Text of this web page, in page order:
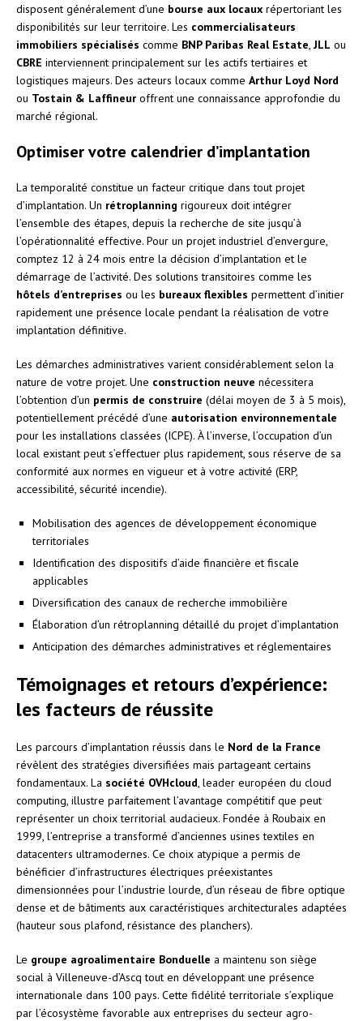
disposent généralement d’une bourse aux locaux répertoriant les
disponibilités sur leur territoire. Les commercialisateurs
immobiliers spécialisés comme BNP Paribas Real Estate JLL ou
CBRE interviennent principalement sur les actifs tertiaires et
logistiques majeurs. Des acteurs locaux comme Arthur Loyd Nord
ou Tostain & Laffineur offrent une connaissance approfondie du
marché régional.
Optimiser votre calendrier d’implantation
La temporalité constitue un facteur critique dans tout projet
d’implantation. Un rétroplanning rigoureux doit intégrer
l’ensemble des étapes, depuis la recherche de site jusqu’à
l’opérationnalité effective. Pour un projet industriel d’envergure,
comptez 12 à 24 mois entre la décision d’implantation et le
démarrage de l’activité. Des solutions transitoires comme les
hôtels d’entreprises ou les bureaux flexibles permettent d’initier
rapidement une présence locale pendant la réalisation de votre
implantation définitive.
Les démarches administratives varient considérablement selon la
nature de votre projet. Une construction neuve nécessitera
l’obtention d’un permis de construire (délai moyen de 3 à 5 mois),
potentiellement précédé d’une autorisation environnementale
pour les installations classées (ICPE). À l’inverse, l’occupation d’un
local existant peut s’effectuer plus rapidement, sous réserve de sa
conformité aux normes en vigueur et à votre activité (ERP,
accessibilité, sécurité incendie).
Mobilisation des agences de développement économique
territoriales
Identification des dispositifs d’aide financière et fiscale
applicables
Diversification des canaux de recherche immobilière
Élaboration d’un rétroplanning détaillé du projet d’implantation
Anticipation des démarches administratives et réglementaires
Témoignages et retours d’expérience:
les facteurs de réussite
Les parcours d’implantation réussis dans le Nord de la France
révèlent des stratégies diversifiées mais partageant certains
fondamentaux. La société OVHcloud , leader européen du cloud
computing, illustre parfaitement l’avantage compétitif que peut
représenter un choix territorial audacieux. Fondée à Roubaix en
1999, l’entreprise a transformé d’anciennes usines textiles en
datacenters ultramodernes. Ce choix atypique a permis de
bénéficier d’infrastructures électriques préexistantes
dimensionnées pour l’industrie lourde, d’un réseau de fibre optique
dense et de bâtiments aux caractéristiques architecturales adaptées
(hauteur sous plafond, résistance des planchers).
Le groupe agroalimentaire Bonduelle a maintenu son siège
social à Villeneuve-d’Ascq tout en développant une présence
internationale dans 100 pays. Cette fidélité territoriale s’explique
par l’écosystème favorable aux entreprises du secteur agro-